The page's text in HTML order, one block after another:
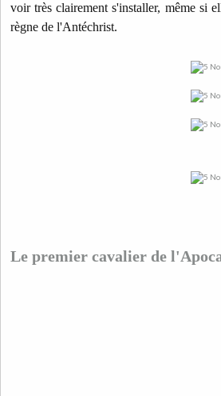
voir très clairement s'installer, même si
règne de l'Antéchrist.
Le premier cavalier de